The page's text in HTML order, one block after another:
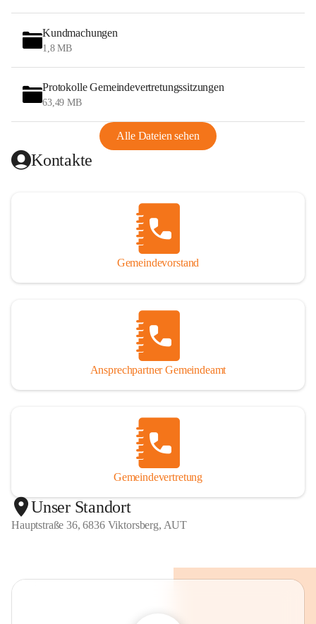
Kundmachungen
1,8 MB
Protokolle Gemeindevertretungssitzungen
63,49 MB
Alle Dateien sehen
Kontakte
Gemeindevorstand
Ansprechpartner Gemeindeamt
Gemeindevertretung
Unser Standort
Hauptstraße 36, 6836 Viktorsberg, AUT